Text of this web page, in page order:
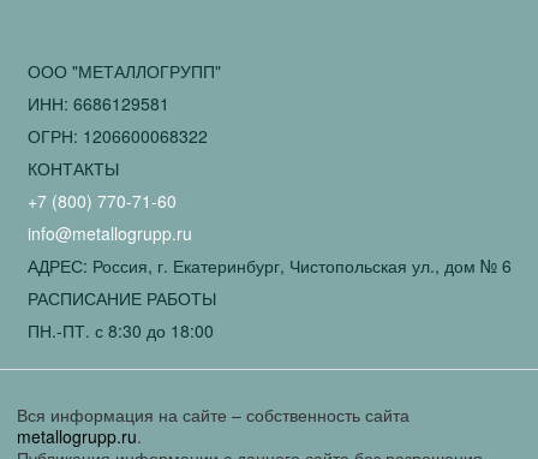
ООО "МЕТАЛЛОГРУПП"
ИНН: 6686129581
ОГРН: 1206600068322
КОНТАКТЫ
+7 (800) 770-71-60
info@metallogrupp.ru
АДРЕС: Россия, г. Екатеринбург, Чистопольская ул., дом № 6
РАСПИСАНИЕ РАБОТЫ
ПН.-ПТ. с 8:30 до 18:00
Вся информация на сайте – собственность сайта
metallogrupp.ru.